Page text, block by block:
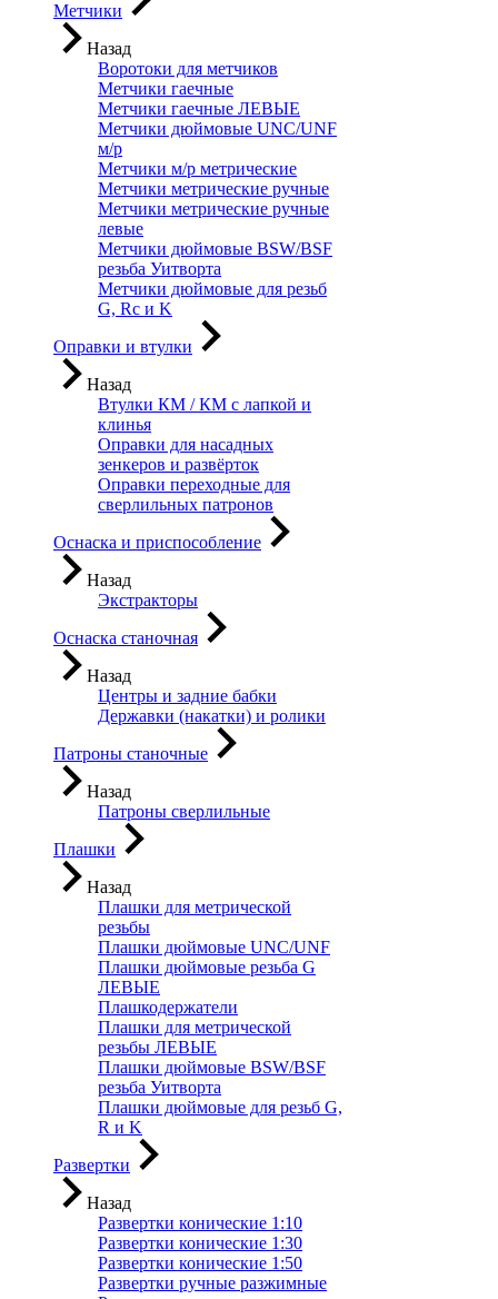
Метчики
Назад
Воротоки для метчиков
Метчики гаечные
Метчики гаечные ЛЕВЫЕ
Метчики дюймовые UNC/UNF
м/р
Метчики м/р метрические
Метчики метрические ручные
Метчики метрические ручные
левые
Метчики дюймовые BSW/BSF
резьба Уитворта
Метчики дюймовые для резьб
G, Rc и K
Оправки и втулки
Назад
Втулки КМ / КМ с лапкой и
клинья
Оправки для насадных
зенкеров и развёрток
Оправки переходные для
сверлильных патронов
Оснаска и приспособление
Назад
Экстракторы
Оснаска станочная
Назад
Центры и задние бабки
Державки (накатки) и ролики
Патроны станочные
Назад
Патроны сверлильные
Плашки
Назад
Плашки для метрической
резьбы
Плашки дюймовые UNC/UNF
Плашки дюймовые резьба G
ЛЕВЫЕ
Плашкодержатели
Плашки для метрической
резьбы ЛЕВЫЕ
Плашки дюймовые BSW/BSF
резьба Уитворта
Плашки дюймовые для резьб G,
R и K
Развертки
Назад
Развертки конические 1:10
Развертки конические 1:30
Развертки конические 1:50
Развертки ручные разжимные